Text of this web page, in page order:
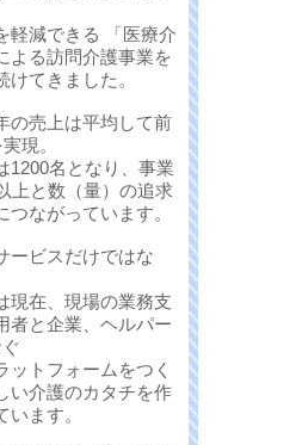
軽減できる 「医療介
よる訪問介護事業を
てきました。
の売上は平均して前
現。
1200名となり、事業
上と数（量）の追求
つながっています。
ービスだけではな
現在、現場の業務支
者と企業、ヘルパー
ットフォームをつく
い介護のカタチを作
います。